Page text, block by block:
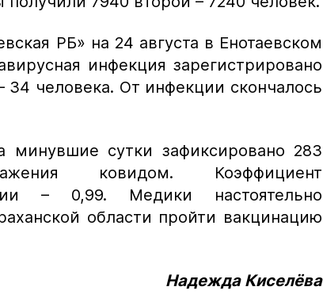
РБ» на 24 августа в Енотаевском
инфекция зарегистрировано
34 человека. От инфекции скончалось
минувшие сутки зафиксировано 283
ковидом. Коэффициент
– 0,99. Медики настоятельно
области пройти вакцинацию
Надежда Киселёва